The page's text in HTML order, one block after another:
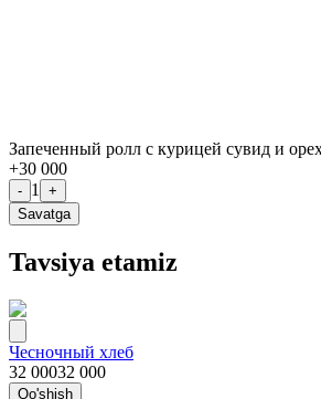
Запеченный ролл с курицей сувид и
+30 000
- 1
+
Savatga
Tavsiya etamiz
Чесночный хлеб
32 00032 000
Qo'shish